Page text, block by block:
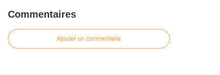
Commentaires
Ajouter un commentaire